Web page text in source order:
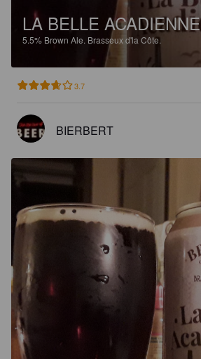
LA BELLE ACADIENNE
5.5% Brown Ale. Brasseux d'la Côte.
3.7
BIERBERT